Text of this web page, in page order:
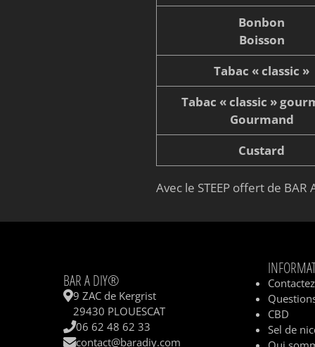
Bonbon
Boisson
Tabac « classic »
Tabac « classic »
Gourmand
Custard
Avec le STEEP offert de
BAR A DIY®
9 ZAC de Kergrist
29430 PLOUESCAT
06 62 48 62 33
contact@baradiy.com
CBD
Sel de